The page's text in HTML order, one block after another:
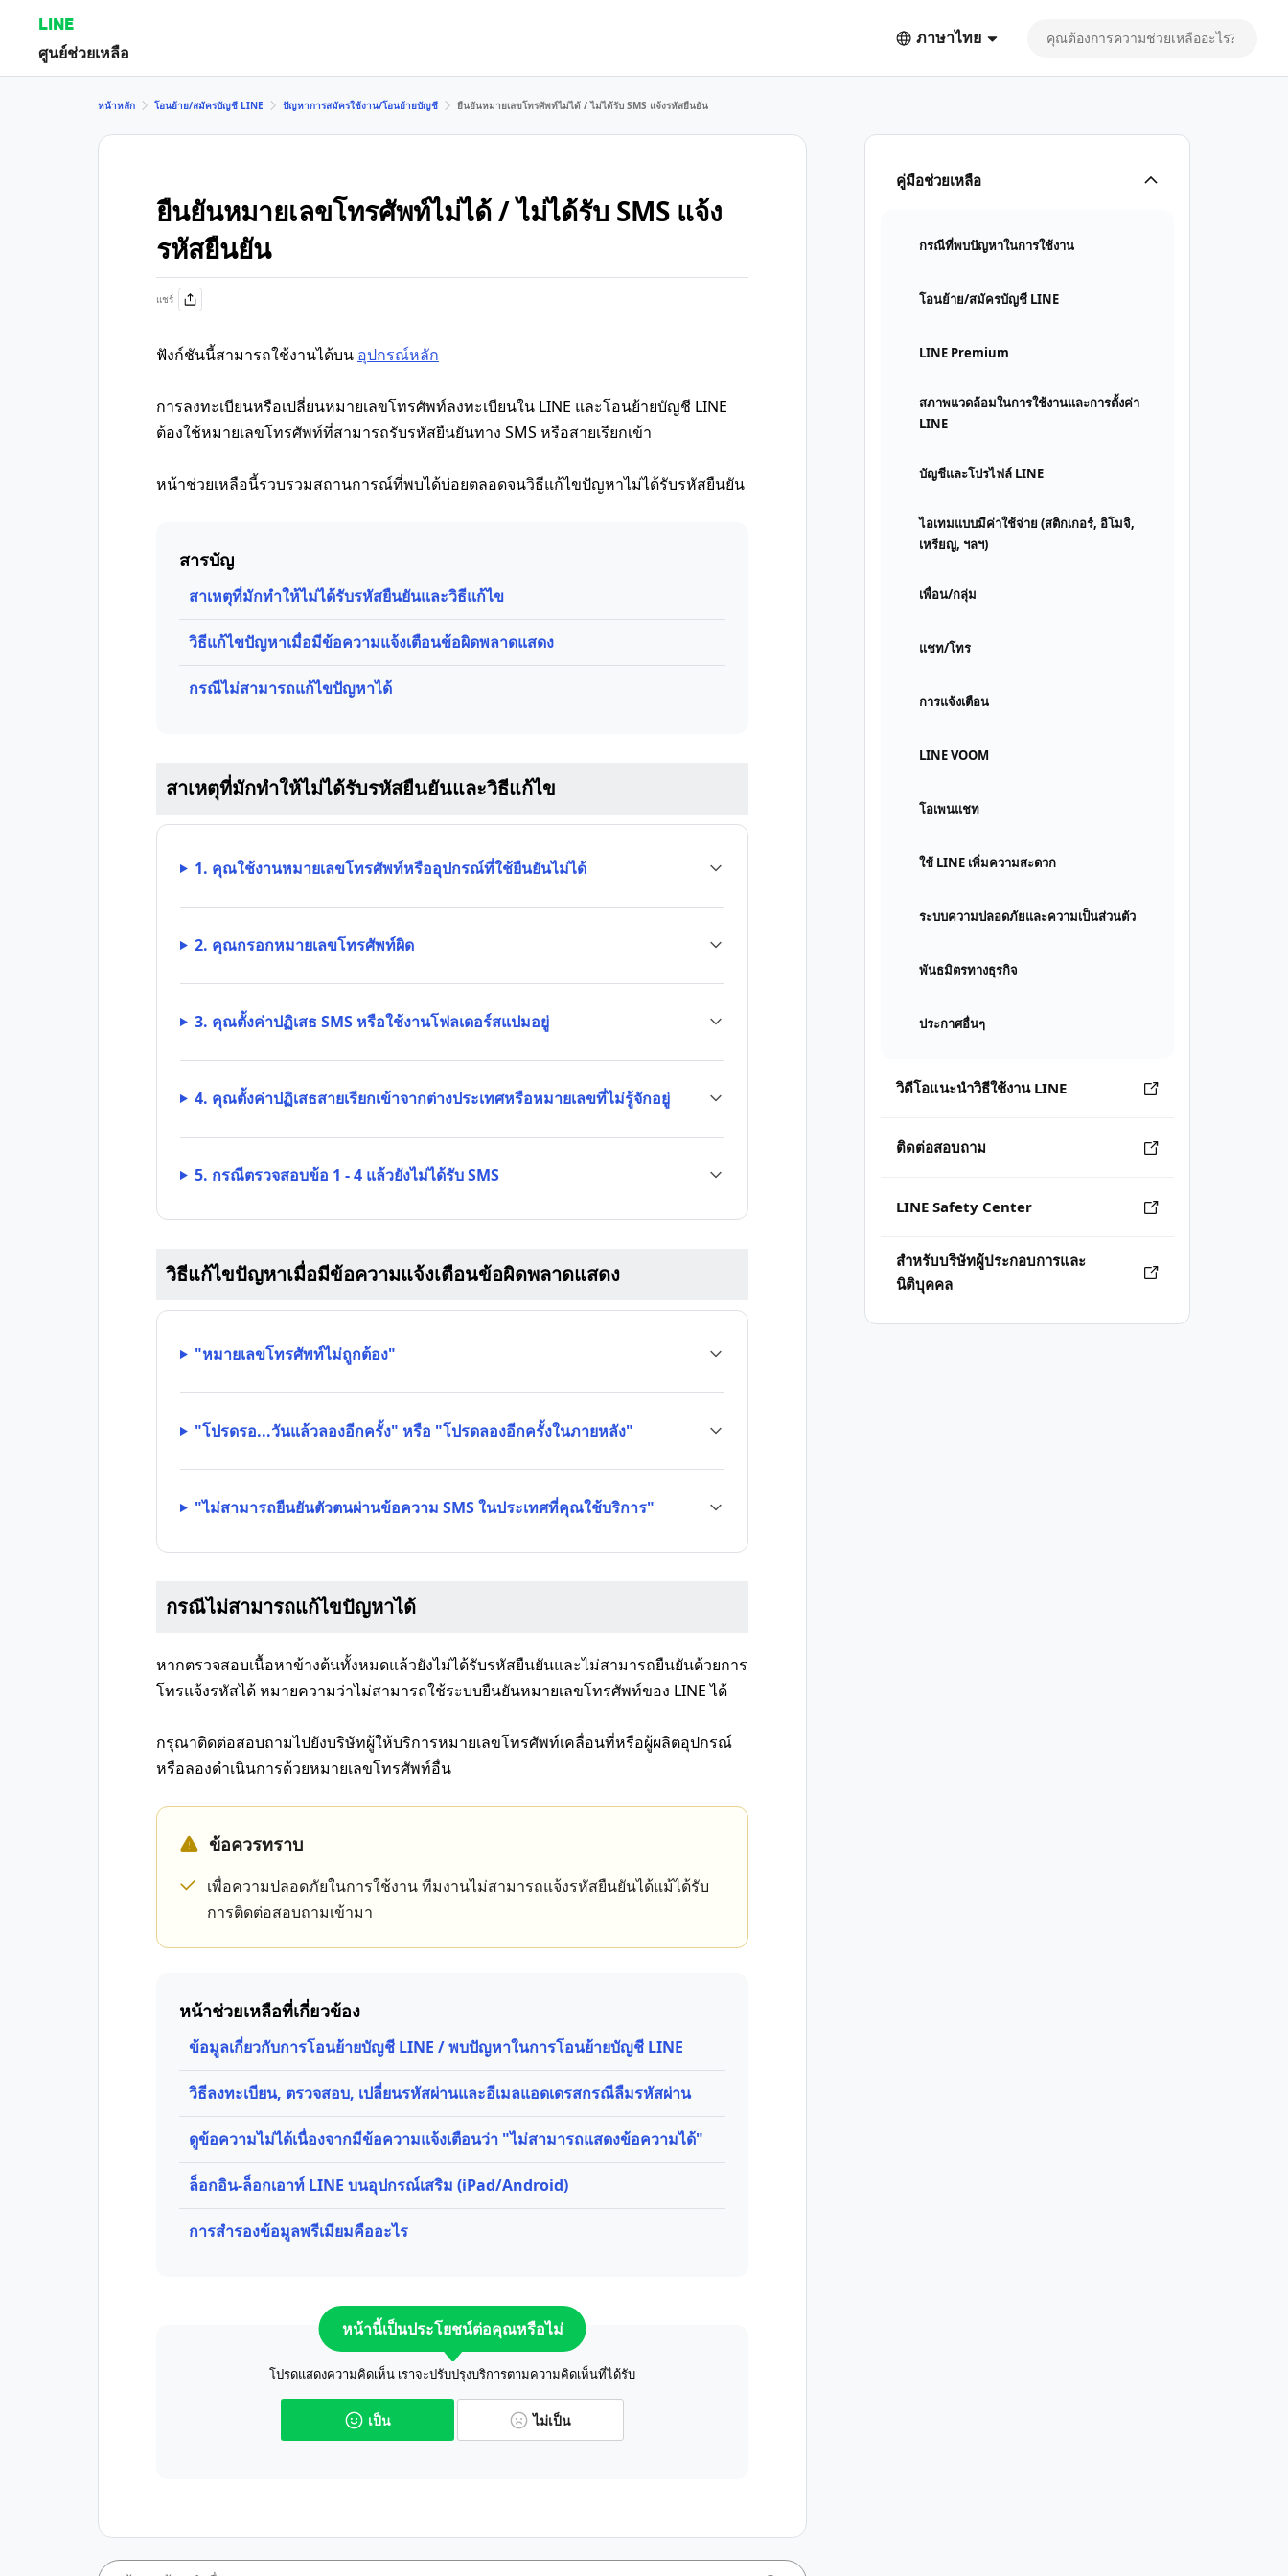
LINE
ศูนย์ช่วยเหลือ
ภาษาไทย
คู่มือช่วยเหลือ
กรณีที่พบปัญหาในการใช้งาน
โอนย้าย/สมัครบัญชี LINE
LINE Premium
สภาพแวดล้อมในการใช้งานและการตั้งค่า
LINE
บัญชีและโปรไฟล์ LINE
ไอเทมแบบมีค่าใช้จ่าย (สติกเกอร์, อิโมจิ,
เหรียญ, ฯลฯ)
เพื่อน/กลุ่ม
แชท/โทร
การแจ้งเตือน
LINE VOOM
โอเพนแชท
ใช้ LINE เพิ่มความสะดวก
ระบบความปลอดภัยและความเป็นส่วนตัว
พันธมิตรทางธุรกิจ
ประกาศอื่นๆ
วิดีโอแนะนำวิธีใช้งาน LINE
ติดต่อสอบถาม
LINE Safety Center
สำหรับบริษัทผู้ประกอบการและ
นิติบุคคล
หน้าหลัก โอนย้าย/สมัครบัญชี LINE ปัญหาการสมัครใช้งาน/โอนย้ายบัญชี ยืนยันหมายเลขโทรศัพท์ไม่ได้ / ไม่ได้รับ SMS แจ้งรหัสยืนยัน
ยืนยันหมายเลขโทรศัพท์ไม่ได้ / ไม่ได้รับ SMS แจ้ง
รหัสยืนยัน
แชร์
ฟังก์ชันนี้สามารถใช้งานได้บน อุปกรณ์หลัก
การลงทะเบียนหรือเปลี่ยนหมายเลขโทรศัพท์ลงทะเบียนใน LINE และโอนย้ายบัญชี LINE
ต้องใช้หมายเลขโทรศัพท์ที่สามารถรับรหัสยืนยันทาง SMS หรือสายเรียกเข้า
หน้าช่วยเหลือนี้รวบรวมสถานการณ์ที่พบได้บ่อยตลอดจนวิธีแก้ไขปัญหาไม่ได้รับรหัสยืนยัน
สารบัญ
สาเหตุที่มักทำให้ไม่ได้รับรหัสยืนยันและวิธีแก้ไข
วิธีแก้ไขปัญหาเมื่อมีข้อความแจ้งเตือนข้อผิดพลาดแสดง
กรณีไม่สามารถแก้ไขปัญหาได้
สาเหตุที่มักทำให้ไม่ได้รับรหัสยืนยันและวิธีแก้ไข
1. คุณใช้งานหมายเลขโทรศัพท์หรืออุปกรณ์ที่ใช้ยืนยันไม่ได้
2. คุณกรอกหมายเลขโทรศัพท์ผิด
3. คุณตั้งค่าปฏิเสธ SMS หรือใช้งานโฟลเดอร์สแปมอยู่
4. คุณตั้งค่าปฏิเสธสายเรียกเข้าจากต่างประเทศหรือหมายเลขที่ไม่รู้จักอยู่
5. กรณีตรวจสอบข้อ 1 - 4 แล้วยังไม่ได้รับ SMS
วิธีแก้ไขปัญหาเมื่อมีข้อความแจ้งเตือนข้อผิดพลาดแสดง
"หมายเลขโทรศัพท์ไม่ถูกต้อง"
"โปรดรอ...วันแล้วลองอีกครั้ง" หรือ "โปรดลองอีกครั้งในภายหลัง"
"ไม่สามารถยืนยันตัวตนผ่านข้อความ SMS ในประเทศที่คุณใช้บริการ"
กรณีไม่สามารถแก้ไขปัญหาได้
หากตรวจสอบเนื้อหาข้างต้นทั้งหมดแล้วยังไม่ได้รับรหัสยืนยันและไม่สามารถยืนยันด้วยการ
โทรแจ้งรหัสได้ หมายความว่าไม่สามารถใช้ระบบยืนยันหมายเลขโทรศัพท์ของ LINE ได้
กรุณาติดต่อสอบถามไปยังบริษัทผู้ให้บริการหมายเลขโทรศัพท์เคลื่อนที่หรือผู้ผลิตอุปกรณ์
หรือลองดำเนินการด้วยหมายเลขโทรศัพท์อื่น
ข้อควรทราบ
เพื่อความปลอดภัยในการใช้งาน ทีมงานไม่สามารถแจ้งรหัสยืนยันได้แม้ได้รับ
การติดต่อสอบถามเข้ามา
หน้าช่วยเหลือที่เกี่ยวข้อง
ข้อมูลเกี่ยวกับการโอนย้ายบัญชี LINE / พบปัญหาในการโอนย้ายบัญชี LINE
วิธีลงทะเบียน, ตรวจสอบ, เปลี่ยนรหัสผ่านและอีเมลแอดเดรสกรณีลืมรหัสผ่าน
ดูข้อความไม่ได้เนื่องจากมีข้อความแจ้งเตือนว่า "ไม่สามารถแสดงข้อความได้"
ล็อกอิน-ล็อกเอาท์ LINE บนอุปกรณ์เสริม (iPad/Android)
การสำรองข้อมูลพรีเมียมคืออะไร
หน้านี้เป็นประโยชน์ต่อคุณหรือไม่
โปรดแสดงความคิดเห็น เราจะปรับปรุงบริการตามความคิดเห็นที่ได้รับ
เป็น ไม่เป็น